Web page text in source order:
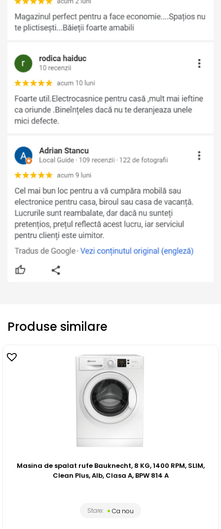
Produse similare
Masina de spalat rufe Bauknecht, 8 KG, 1400 RPM, SLIM,
Clean Plus, Alb, Clasa A, BPW 814 A
Stare: Ca nou